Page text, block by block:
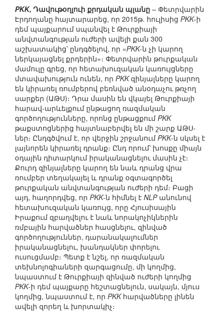
PKK, Դավութօղլուի քրդական պլանը – Փետրվարին
Էրդողանը հայտարարեց, որ 2015թ. հուլիսից PKK-ի
դեմ պայքարում սպանվել է Թուրքիայի
անվտանգության ուժերի ավելի քան 300
աշխատակից՝ ընդգծելով, որ «PKK-ն չի կարող
ներկայացնել քրդերին»։ Փետրվարին թուրքական
մամուլը գրեց, որ հետախուզական կառույցները
մտավախություն ունեն, որ PKKզինյալները կարող
են կիրառել ռումբերով բեռնված անօդաչու թռչող
սարքեր (ԱԹՍ)։ Դրա մասին են վկայել Թուրքիայի
հարավ-արևելքում ընթացող ռազմական
գործողությունները, որոնց ընթացքում PKK
թաքստոցներից հայտնաբերվել են մի շարք ԱԹՍ-
ներ։ Ընդգծվում է, որ վերջին շրջանում PKK-ն սկսել է
լայնորեն կիրառել դրանք։ Ընդ որում՝ խոսքը միայն
օդային դիտարկում իրականացնելու մասին չէ։
Քուրդ զինյալները կարող են նաև դրանց վրա
ռումբեր տեղակայել և դրանք օգտագործել
թուրքական անվտանգության ուժերի դեմ։ Բացի
այդ, հաղորդվեց, որ PKK-ն հիմնել է NLPանունով
հետախուզական կառույց, որը Հյուսիսային
Իրաքում զբաղվելու է նաև նորակոչիկներին
ռմբային հարվածներ հասցնելու, զինված
գործողություններ, դարանակալումներ
իրականացնելու, խանդակներ փորելու
ուսուցմամբ։ Պետք է նշել, որ ռազմական
տեխնոլոգիաների զարգացումը, մի կողմից,
նպաստում է Թուրքիայի զինված ուժերի կողմից
PKK-ի դեմ պայքարը հեշտացնելուն, սակայն, մյուս
կողմից, նպաստում է, որ PKKհարվածները լինեն
ավելի զորեղ և խորտակիչ։